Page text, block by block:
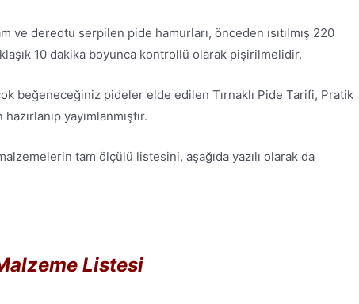
ve dereotu serpilen pide hamurları, önceden ısıtılmış 220
10 dakika boyunca kontrollü olarak pişirilmelidir.
beğeneceğiniz pideler elde edilen Tırnaklı Pide Tarifi, Pratik
yayımlanmıştır.
tam ölçülü listesini, aşağıda yazılı olarak da
Listesi